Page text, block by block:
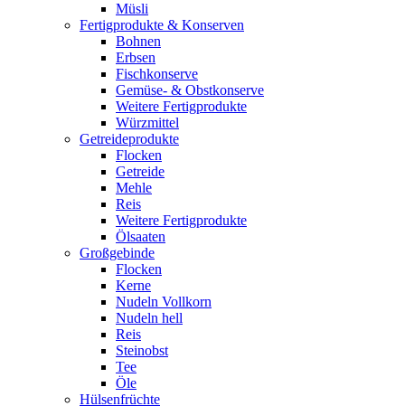
Müsli
Fertigprodukte & Konserven
Bohnen
Erbsen
Fischkonserve
Gemüse- & Obstkonserve
Weitere Fertigprodukte
Würzmittel
Getreideprodukte
Flocken
Getreide
Mehle
Reis
Weitere Fertigprodukte
Ölsaaten
Großgebinde
Flocken
Kerne
Nudeln Vollkorn
Nudeln hell
Reis
Steinobst
Tee
Öle
Hülsenfrüchte